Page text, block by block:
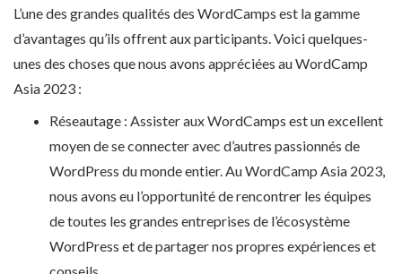
L’une des grandes qualités des WordCamps est la gamme
d’avantages qu’ils offrent aux participants. Voici quelques-
unes des choses que nous avons appréciées au WordCamp
Asia 2023 :
Réseautage : Assister aux WordCamps est un excellent
moyen de se connecter avec d’autres passionnés de
WordPress du monde entier. Au WordCamp Asia 2023,
nous avons eu l’opportunité de rencontrer les équipes
de toutes les grandes entreprises de l’écosystème
WordPress et de partager nos propres expériences et